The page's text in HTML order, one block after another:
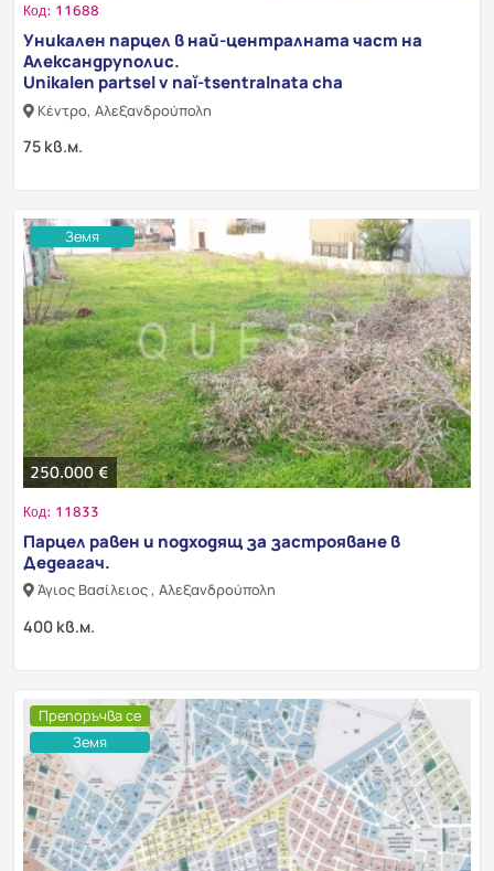
Код: 11688
Уникален парцел в най-централната част на
Александруполис.
Unikalen partsel v naĭ-tsentralnata cha
Κέντρο, Αλεξανδρούπολη
75 кв.м.
Земя
250.000 €
Код: 11833
Парцел равен и подходящ за застрояване в
Дедеагач.
Άγιος Βασίλειος , Αλεξανδρούπολη
400 кв.м.
Препоръчва се
Земя